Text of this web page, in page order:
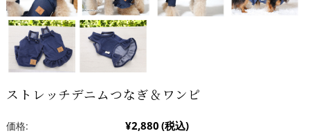
ストレッチデニムつなぎ＆ワンピ
価格: ¥2,880(税込)